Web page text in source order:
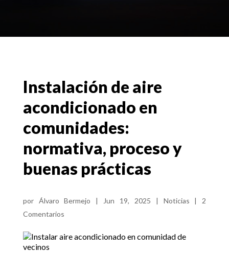
Instalación de aire
acondicionado en
comunidades:
normativa, proceso y
buenas prácticas
por Álvaro Bermejo | Jun 19, 2025 | Noticias | 2
Comentarios